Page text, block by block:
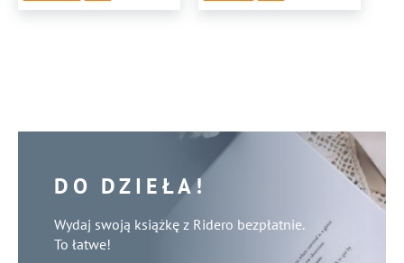
DO DZIEŁA!
Wydaj swoją książkę z Ridero bezpłatnie.
To łatwe!